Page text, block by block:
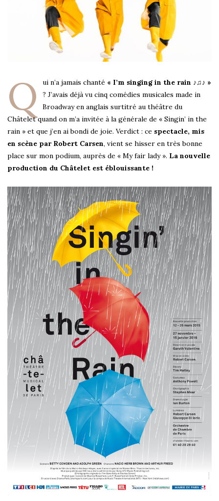
Q ui n’a jamais chanté « I’m singing in the rain ♪♫♪ »
? J’avais déjà vu cinq comédies musicales made in
Broadway en anglais surtitré au théâtre du
Châtelet quand on m’a invitée à la générale de « Singin’ in the
rain » et que j’en ai bondi de joie. Verdict : ce spectacle, mis
en scène par Robert Carsen, vient se hisser en très bonne
place sur mon podium, auprès de « My fair lady ». La nouvelle
production du Châtelet est éblouissante !